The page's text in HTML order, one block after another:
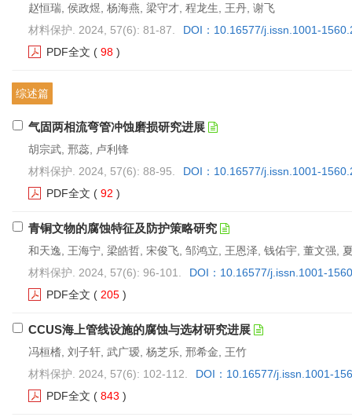
赵恒瑞, 侯政煜, 杨海燕, 梁守才, 程龙生, 王丹, 谢飞
材料保护. 2024, 57(6): 81-87.
DOI：10.16577/j.issn.1001-
PDF全文 ( 98 )
综述篇
气固两相流弯管冲蚀磨损研究进展
胡宗武, 邢蕊, 卢利锋
材料保护. 2024, 57(6): 88-95.
DOI：10.16577/j.issn.1001-
PDF全文 ( 92 )
青铜文物的腐蚀特征及防护策略研究
和天逸, 王海宁, 梁皓哲, 宋俊飞, 邹鸿立, 王恩泽, 钱佑宇, 董文强,
材料保护. 2024, 57(6): 96-101.
DOI：10.16577/j.issn.1001-
PDF全文 ( 205 )
CCUS海上管线设施的腐蚀与选材研究进展
冯桓榰, 刘子轩, 武广瑷, 杨芝乐, 邢希金, 王竹
材料保护. 2024, 57(6): 102-112.
DOI：10.16577/j.issn.1001-
PDF全文 ( 843 )